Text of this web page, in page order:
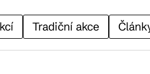
Tradiční akce